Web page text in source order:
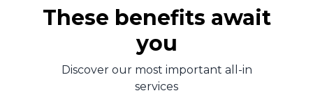
These benefits await
you
Discover our most important all-in
services